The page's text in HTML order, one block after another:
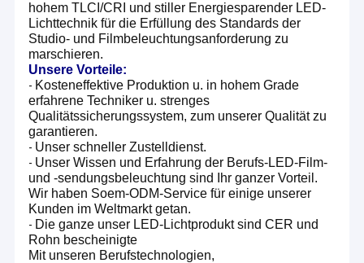
hohem TLCI/CRI und stiller Energiesparender LED-
Lichttechnik für die Erfüllung des Standards der
Studio- und Filmbeleuchtungsanforderung zu
marschieren.
Unsere Vorteile:
- Kosteneffektive Produktion u. in hohem Grade
erfahrene Techniker u. strenges
Qualitätssicherungssystem, zum unserer Qualität zu
garantieren.
- Unser schneller Zustelldienst.
- Unser Wissen und Erfahrung der Berufs-LED-Film-
und -sendungsbeleuchtung sind Ihr ganzer Vorteil.
Wir haben Soem-ODM-Service für einige unserer
Kunden im Weltmarkt getan.
- Die ganze unser LED-Lichtprodukt sind CER und
Rohn bescheinigte
Mit unseren Berufstechnologien,